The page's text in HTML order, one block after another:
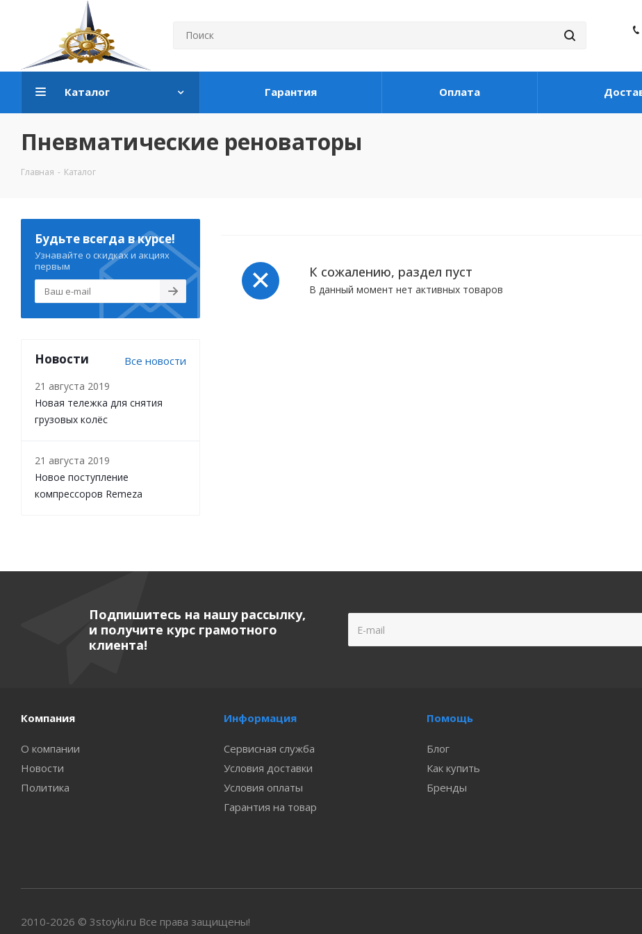
Каталог Гарантия Оплата
Пневматические реноваторы
Главная - Каталог
К сожалению, раздел пуст
В данный момент нет активных товаров
Будьте всегда в курсе!
Узнавайте о скидках и акциях
первым
Новости Все новости
21 августа 2019
Новая тележка для снятия
грузовых колёс
21 августа 2019
Новое поступление
компрессоров Remeza
Подпишитесь на нашу рассылку,
и получите курс грамотного
клиента!
Компания
О компании
Новости
Политика
Информация
Сервисная служба
Условия доставки
Условия оплаты
Гарантия на товар
Помощь
Блог
Как купить
Бренды
2010-2026 © 3stoyki.ru Все права защищены!